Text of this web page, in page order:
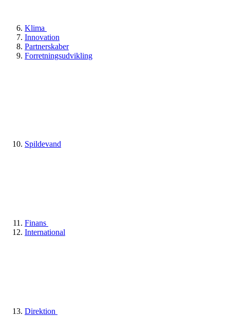
Klima
Innovation
Partnerskaber
Forretningsudvikling
Spildevand
Finans
International
Direktion